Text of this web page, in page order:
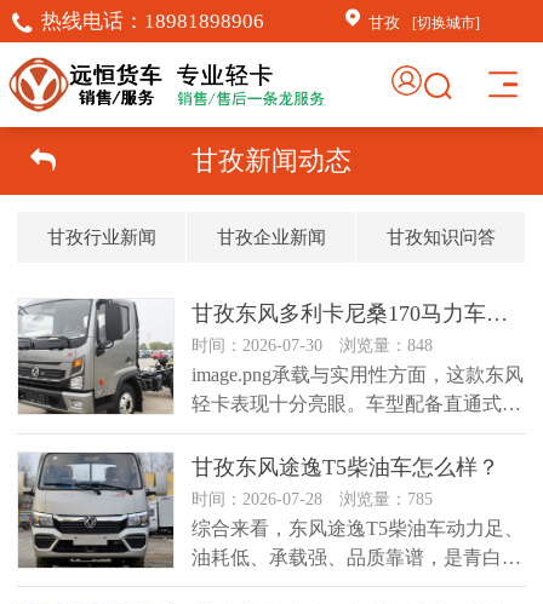
热线电话： 18981898906 甘孜 [切换城市]
甘孜新闻动态
甘孜行业新闻 甘孜企业新闻 甘孜知识问答
甘孜东风多利卡尼桑170马力车型怎么样？
时间：2026-07-30 浏览量：848
image.png​承载与实用性方面，这款东风
轻卡表现十分亮眼。车型配备直通式大
梁、加厚板簧与高.....
甘孜东风途逸T5柴油车怎么样？
时间：2026-07-28 浏览量：785
综合来看，东风途逸T5柴油车动力足、
油耗低、承载强、品质靠谱，是青白江
区小批量、多频次短途运输的创富...